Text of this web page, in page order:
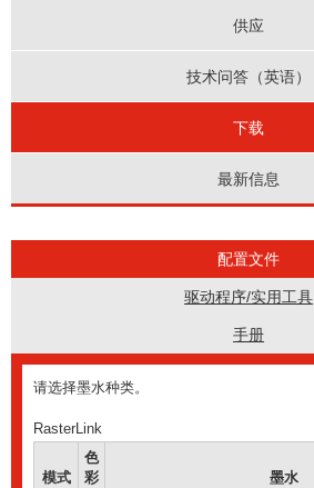
供应
技术问答（英语）
下载
最新信息
配置文件
驱动程序/实用工具
手册
请选择墨水种类。
RasterLink
模式
色
彩
墨水